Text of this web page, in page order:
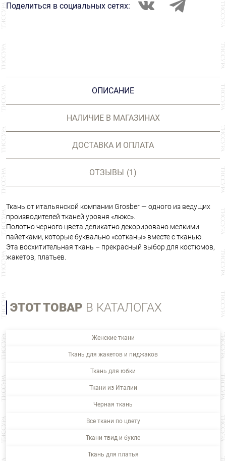
Поделиться в социальных сетях:
ОПИСАНИЕ
НАЛИЧИЕ В МАГАЗИНАХ
ДОСТАВКА И ОПЛАТА
ОТЗЫВЫ (1)
Ткань от итальянской компании Grosber — одного из ведущих
производителей тканей уровня «люкс».
Полотно черного цвета деликатно декорировано мелкими
пайетками, которые буквально «сотканы» вместе с тканью.
Эта восхитительная ткань – прекрасный выбор для костюмов,
жакетов, платьев.
ЭТОТ ТОВАР В КАТАЛОГАХ
Женские ткани
Ткань для жакетов и пиджаков
Ткань для юбки
Ткани из Италии
Черная ткань
Все ткани по цвету
Ткани твид и букле
Ткань для платья